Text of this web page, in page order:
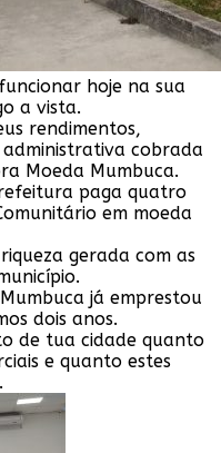
hoje na sua
a vista.
rendimentos,
cobrada
Moeda Mumbuca.
paga quatro
em moeda
gerada com as
já emprestou
dois anos.
de tua cidade quanto
e quanto estes